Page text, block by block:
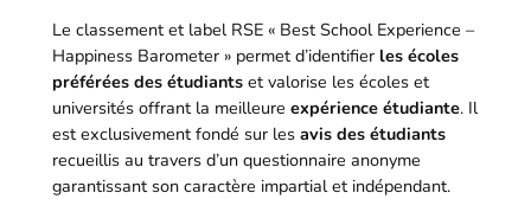
Le classement et label RSE « Best School Experience –
Happiness Barometer » permet d’identifier les écoles
préférées des étudiantset valorise les écoles et
universités offrant la meilleure expérience étudiante. Il
est exclusivement fondé sur les avis des étudiants
recueillis au travers d’un questionnaire anonyme
garantissant son caractère impartial et indépendant.